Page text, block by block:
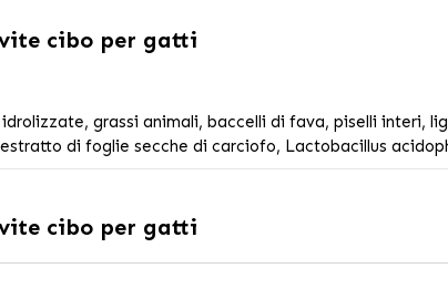
cibo per gatti
grassi animali, baccelli di fava, piselli interi,
di foglie secche di carciofo, Lactobacillus
cibo per gatti